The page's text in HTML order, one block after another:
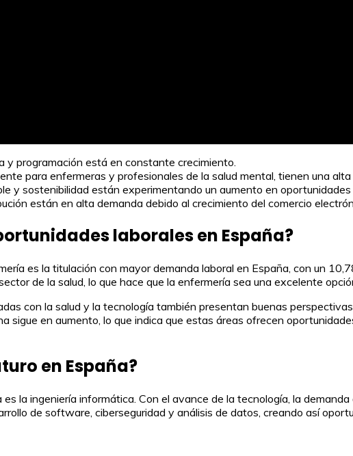
y programación está en constante crecimiento.
para enfermeras y profesionales de la salud mental, tienen una alta
y sostenibilidad están experimentando un aumento en oportunidades
están en alta demanda debido al crecimiento del comercio
laborales en España?
es la titulación con mayor demanda laboral en España, con un
de la salud, lo que hace que la enfermería sea una excelente
con la salud y la tecnología también presentan buenas
sigue en aumento, lo que indica que estas áreas ofrecen
en España?
la ingeniería informática. Con el avance de la tecnología, la
de software, ciberseguridad y análisis de datos, creando así